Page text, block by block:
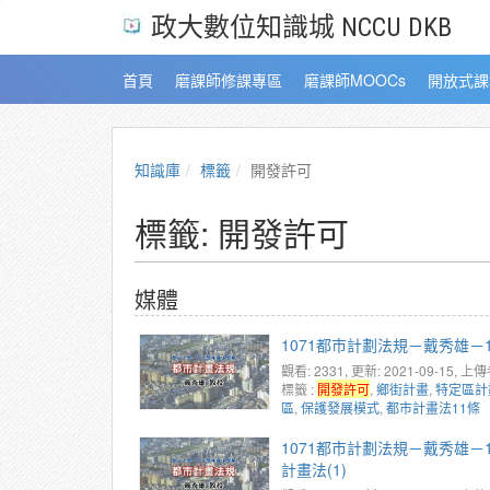
政大數位知識城 NCCU DKB
首頁 磨課師修課專區 磨課師MOOCs 開放式
知識庫 標籤 開發許可
標籤: 開發許可
媒體
1071都市計劃法規－戴秀雄
觀看: 2331 , 更新: 2021-09-15, 上
標籤 : 開發許可, 鄉街計畫, 特定區
區, 保護發展模式, 都市計畫法11條
1071都市計劃法規－戴秀雄
計畫法(1)